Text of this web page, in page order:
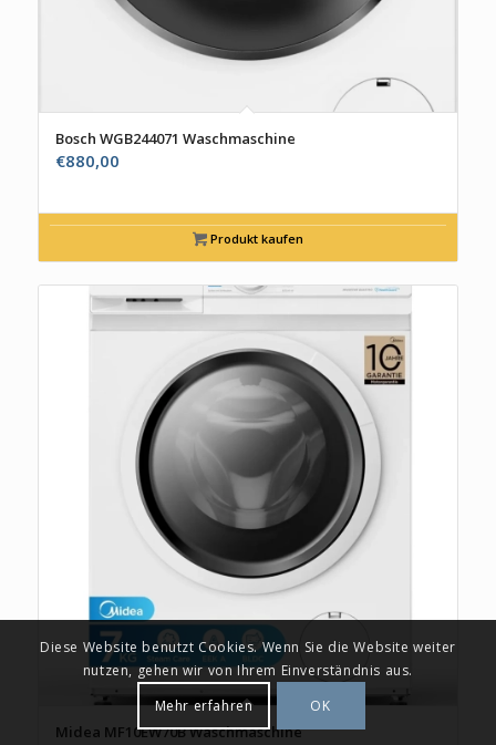
Bosch WGB244071 Waschmaschine
€880,00
Produkt kaufen
Midea MF10EW70B Waschmaschine
Diese Website benutzt Cookies. Wenn Sie die Website weiter
nutzen, gehen wir von Ihrem Einverständnis aus.
Mehr erfahren
OK